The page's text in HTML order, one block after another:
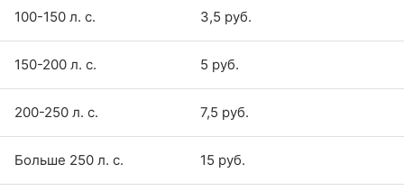
100-150 л. с. 3,5 руб.
150-200 л. с. 5 руб.
200-250 л. с. 7,5 руб.
Больше 250 л. с. 15 руб.